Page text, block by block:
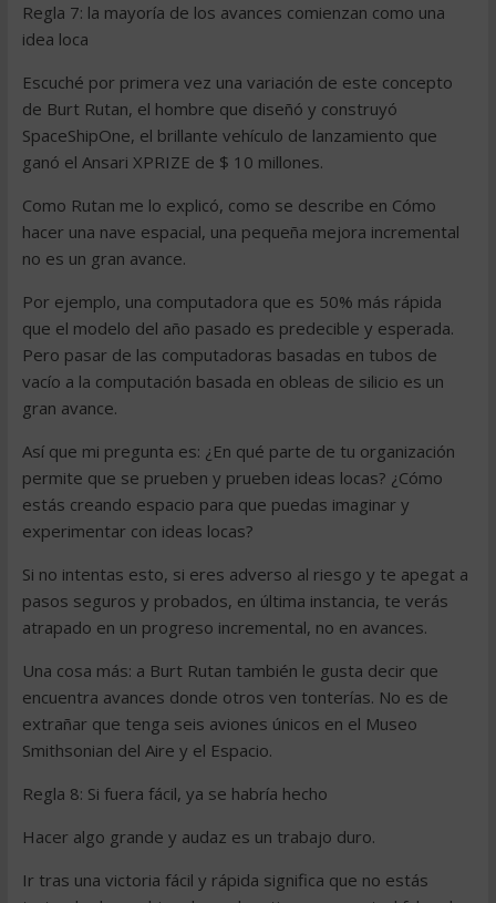
Regla 7: la mayoría de los avances comienzan como una
idea loca
Escuché por primera vez una variación de este concepto
de Burt Rutan, el hombre que diseñó y construyó
SpaceShipOne, el brillante vehículo de lanzamiento que
ganó el Ansari XPRIZE de $ 10 millones.
Como Rutan me lo explicó, como se describe en Cómo
hacer una nave espacial, una pequeña mejora incremental
no es un gran avance.
Por ejemplo, una computadora que es 50% más rápida
que el modelo del año pasado es predecible y esperada.
Pero pasar de las computadoras basadas en tubos de
vacío a la computación basada en obleas de silicio es un
gran avance.
Así que mi pregunta es: ¿En qué parte de tu organización
permite que se prueben y prueben ideas locas? ¿Cómo
estás creando espacio para que puedas imaginar y
experimentar con ideas locas?
Si no intentas esto, si eres adverso al riesgo y te apegat a
pasos seguros y probados, en última instancia, te verás
atrapado en un progreso incremental, no en avances.
Una cosa más: a Burt Rutan también le gusta decir que
encuentra avances donde otros ven tonterías. No es de
extrañar que tenga seis aviones únicos en el Museo
Smithsonian del Aire y el Espacio.
Regla 8: Si fuera fácil, ya se habría hecho
Hacer algo grande y audaz es un trabajo duro.
Ir tras una victoria fácil y rápida significa que no estás